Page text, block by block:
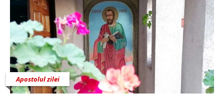
Apostolul zilei